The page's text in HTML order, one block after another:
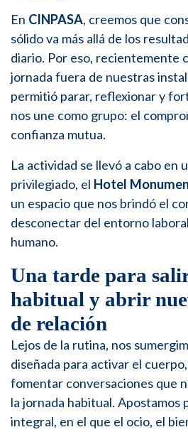
En CINPASA, creemos que
sólido va más allá de los
diario. Por eso, recientemente
jornada fuera de nuestras
permitió parar, reflexionar y
nos une como grupo: el
confianza mutua.
La actividad se llevó a cabo en
privilegiado, el Hotel
un espacio que nos brindó el
desconectar del entorno
humano.
Una tarde para
habitual y abrir
de relación
Lejos de la rutina, nos
diseñada para activar el
fomentar conversaciones que
la jornada habitual. Apostamos
integral, en el que el ocio, el